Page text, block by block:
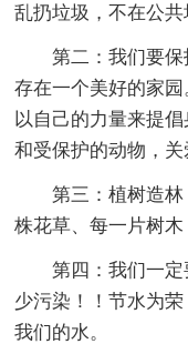
乱扔垃圾，不在公共
第二：我们要
存在一个美好的家
以自己的力量来提
和受保护的动物，关
第三：植树造
株花草、每一片树木
第四：我们一定
少污染！！节水为
我们的水。